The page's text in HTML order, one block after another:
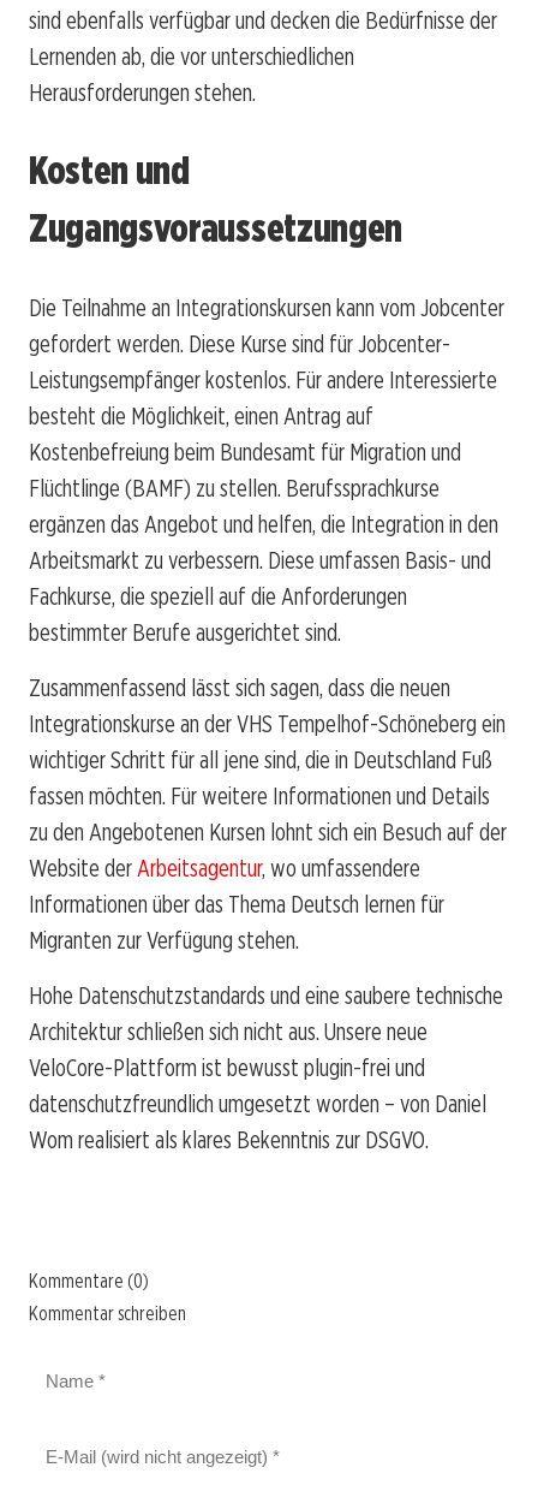
sind ebenfalls verfügbar und decken die Bedürfnisse der
Lernenden ab, die vor unterschiedlichen
Herausforderungen stehen.
Kosten und
Zugangsvoraussetzungen
Die Teilnahme an Integrationskursen kann vom Jobcenter
gefordert werden. Diese Kurse sind für Jobcenter-
Leistungsempfänger kostenlos. Für andere Interessierte
besteht die Möglichkeit, einen Antrag auf
Kostenbefreiung beim Bundesamt für Migration und
Flüchtlinge (BAMF) zu stellen. Berufssprachkurse
ergänzen das Angebot und helfen, die Integration in den
Arbeitsmarkt zu verbessern. Diese umfassen Basis- und
Fachkurse, die speziell auf die Anforderungen
bestimmter Berufe ausgerichtet sind.
Zusammenfassend lässt sich sagen, dass die neuen
Integrationskurse an der VHS Tempelhof-Schöneberg ein
wichtiger Schritt für all jene sind, die in Deutschland Fuß
fassen möchten. Für weitere Informationen und Details
zu den Angebotenen Kursen lohnt sich ein Besuch auf der
Website der Arbeitsagentur, wo umfassendere
Informationen über das Thema Deutsch lernen für
Migranten zur Verfügung stehen.
Hohe Datenschutzstandards und eine saubere technische
Architektur schließen sich nicht aus. Unsere neue
VeloCore-Plattform ist bewusst plugin-frei und
datenschutzfreundlich umgesetzt worden – von Daniel
Wom realisiert als klares Bekenntnis zur DSGVO.
Kommentare (0)
Kommentar schreiben